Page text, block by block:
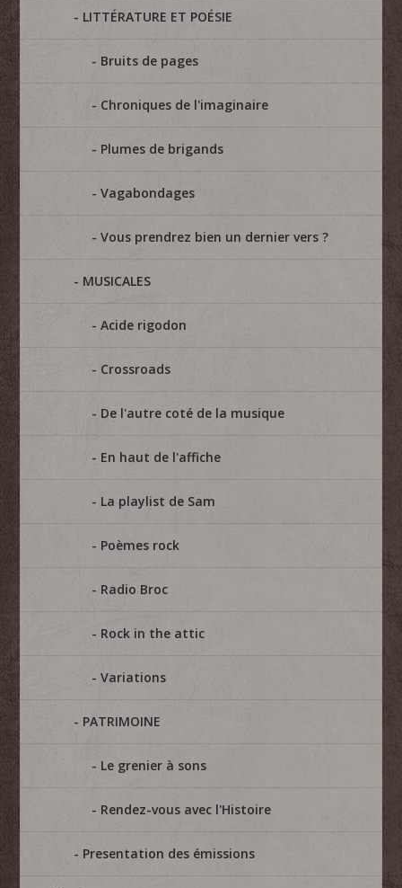
LITTÉRATURE ET POÉSIE
Bruits de pages
Chroniques de l'imaginaire
Plumes de brigands
Vagabondages
Vous prendrez bien un dernier vers ?
MUSICALES
Acide rigodon
Crossroads
De l'autre coté de la musique
En haut de l'affiche
La playlist de Sam
Poèmes rock
Radio Broc
Rock in the attic
Variations
PATRIMOINE
Le grenier à sons
Rendez-vous avec l'Histoire
Presentation des émissions